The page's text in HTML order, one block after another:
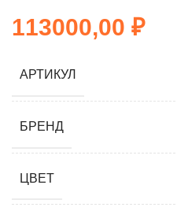
₽
АРТИКУЛ
БРЕНД
ЦВЕТ